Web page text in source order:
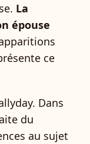
La
épouse
ce
Dans
du
au sujet